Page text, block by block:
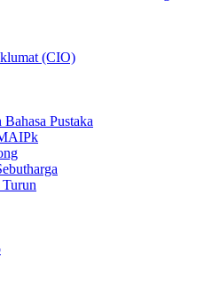
(CIO)
Pustaka